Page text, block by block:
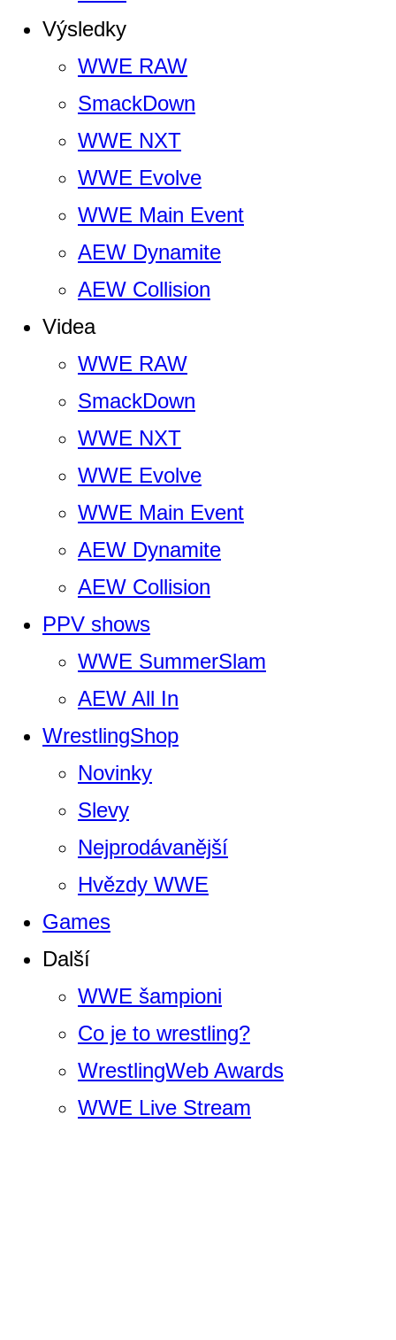
Výsledky
WWE RAW
SmackDown
WWE NXT
WWE Evolve
WWE Main Event
AEW Dynamite
AEW Collision
Videa
WWE RAW
SmackDown
WWE NXT
WWE Evolve
WWE Main Event
AEW Dynamite
AEW Collision
PPV shows
WWE SummerSlam
AEW All In
WrestlingShop
Novinky
Slevy
Nejprodávanější
Hvězdy WWE
Games
Další
WWE šampioni
Co je to wrestling?
WrestlingWeb Awards
WWE Live Stream